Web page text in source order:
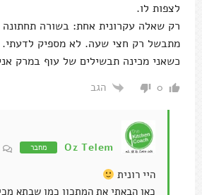
לצפות לו.
רק שאלה עקרונית אחת: בשורה תחתונה
מתבשל רק חצי שעה. לא מספיק לדעתי.
כשאני מכינה תבשילים של עוף במרק
0 הגב
Oz Telem מחבר
היי רונית
כאן הבאתי את המתכון כמו שבתא